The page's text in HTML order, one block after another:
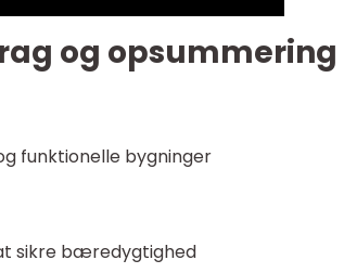
og opsummering
funktionelle bygninger
sikre bæredygtighed